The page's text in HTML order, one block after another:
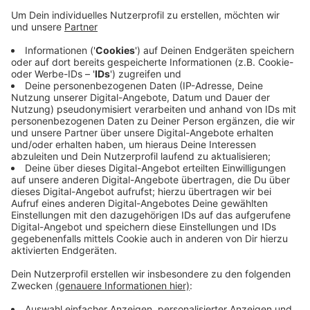
Ein Ziel ist es lange Wartezeiten zu vermeiden. Jetzt
in der Corona-Pandemie ist das besonders wichtig, um
das Ansteckungsrisiko zu reduzieren. Sobald Sie einen
Termin gebucht haben, bekommen Sie per E-Mail oder
auf ihr Smartphone eine Terminnummer. Auf einem
Bildschirm im Rathausfoyer sehen Sie dann, ob ihre
Nummer schon an der Reihe ist. Für den Link zum
Online-Buchungssystem - klicken Siehier.
Anzeige